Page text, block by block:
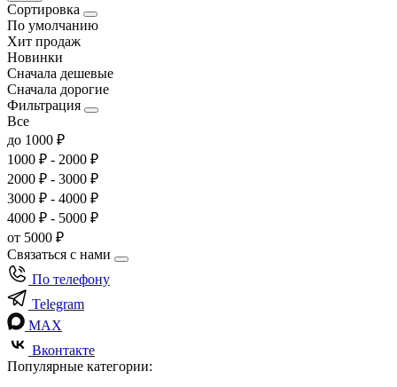
Сортировка
По умолчанию
Хит продаж
Новинки
Сначала дешевые
Сначала дорогие
Фильтрация
Все
до 1000 ₽
1000 ₽ - 2000 ₽
2000 ₽ - 3000 ₽
3000 ₽ - 4000 ₽
4000 ₽ - 5000 ₽
от 5000 ₽
Связаться с нами
По телефону
Telegram
MAX
Вконтакте
Популярные категории: